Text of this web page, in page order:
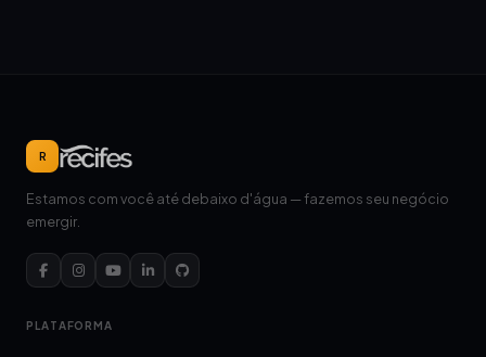
R
Estamos com você até debaixo d'água — fazemos seu negócio
emergir.
PLATAFORMA